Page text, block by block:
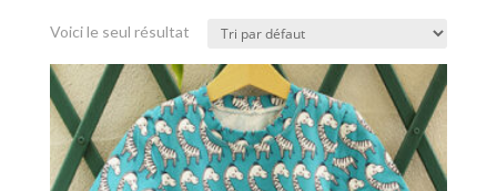
Voici le seul résultat